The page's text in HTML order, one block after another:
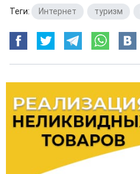
Теги: Интернет туризм